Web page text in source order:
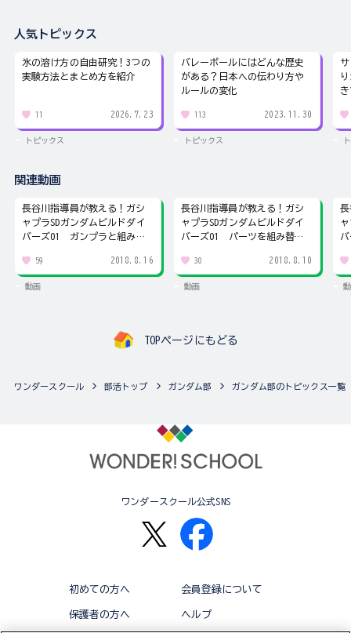
人気トピックス
氷の溶け方の自由研究！3つの
実験方法とまとめ方を紹介
11 2026.7.23
トピックス
バレーボールにはどんな歴史
がある？日本への伝わり方や
ルールの変化
113 2023.11.30
トピックス
関連動画
長谷川指導員が教える！ガシ
ャプラSDガンダムビルドダイ
バーズ01 ガンプラと組み合
59 2018.8.16
動画
長谷川指導員が教える！ガシ
ャプラSDガンダムビルドダイ
バーズ01 パーツを組み替え
30 2018.8.10
動画
長
TOPページにもどる
ワンダースクール 部活トップ ガンダム部 ガンダム部のトピックス一覧
ワンダースクール公式SNS
初めての方へ 会員登録について
保護者の方へ ヘルプ